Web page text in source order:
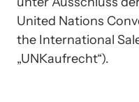
United Nations
the International
„UNKaufrecht“).